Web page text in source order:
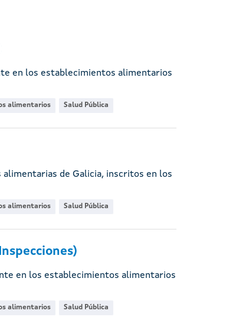
en los establecimientos alimentarios
alimentarios Salud Pública
alimentarias de Galicia, inscritos en los
alimentarios Salud Pública
en los establecimientos alimentarios
alimentarios Salud Pública